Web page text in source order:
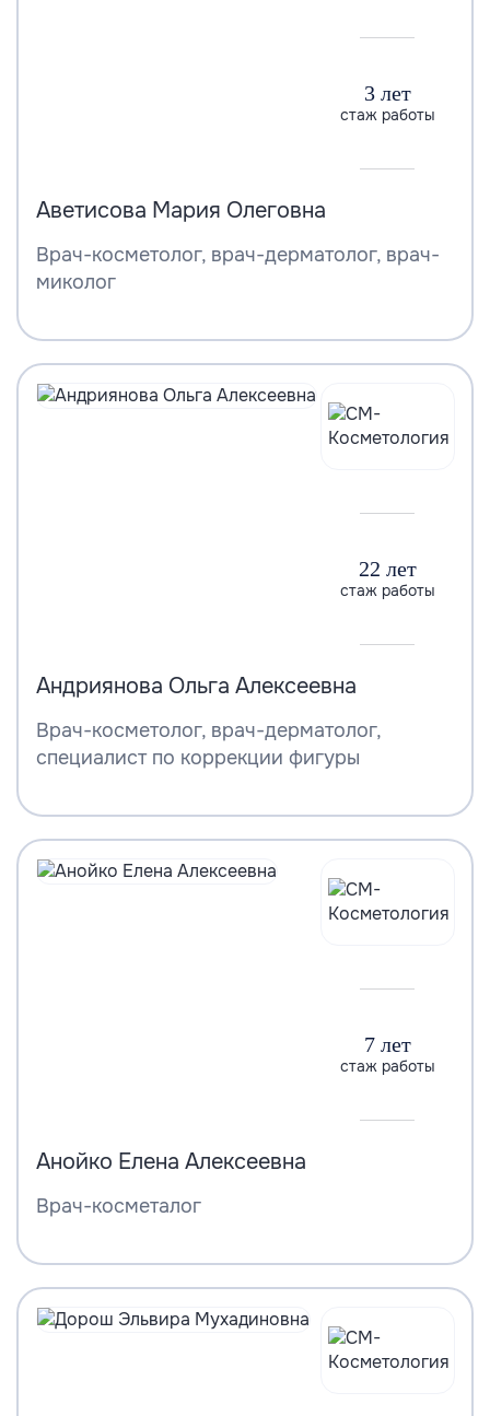
3 лет
стаж работы
Аветисова Мария Олеговна
Врач-косметолог, врач-дерматолог, врач-
миколог
22 лет
стаж работы
Андриянова Ольга Алексеевна
Врач-косметолог, врач-дерматолог,
специалист по коррекции фигуры
7 лет
стаж работы
Анойко Елена Алексеевна
Врач-косметалог